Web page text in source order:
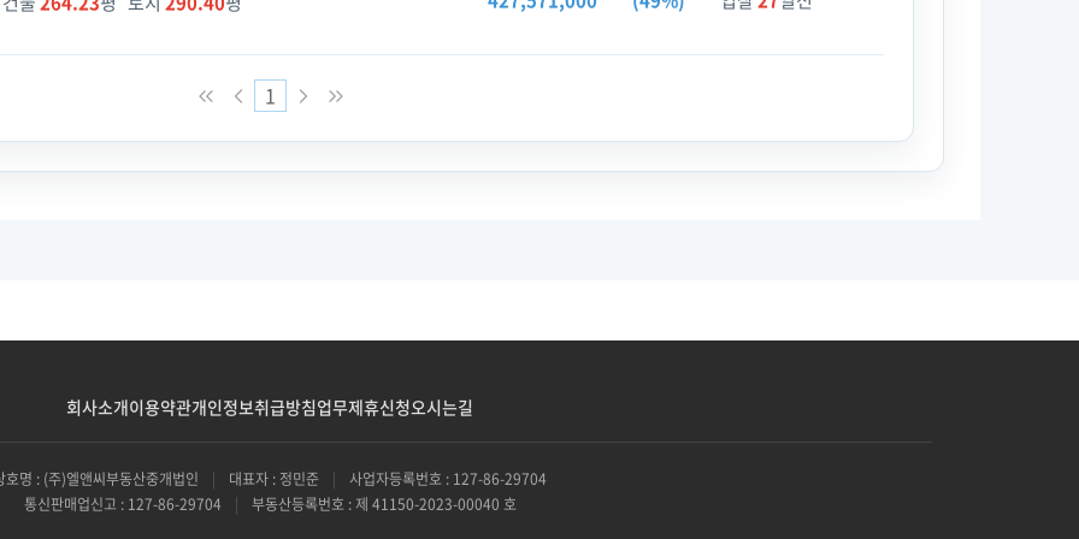
1
회사소개이용약관개인정보취급방침업무제휴신청오시는길
호명 : (주)엘앤씨부동산중개법인 | 대표자 : 정민준 |
사업자등록번호 : 127-86-29704
통신판매업신고 : 127-86-29704
| 부동산등록번호 : 제 41150-2023-00040 호